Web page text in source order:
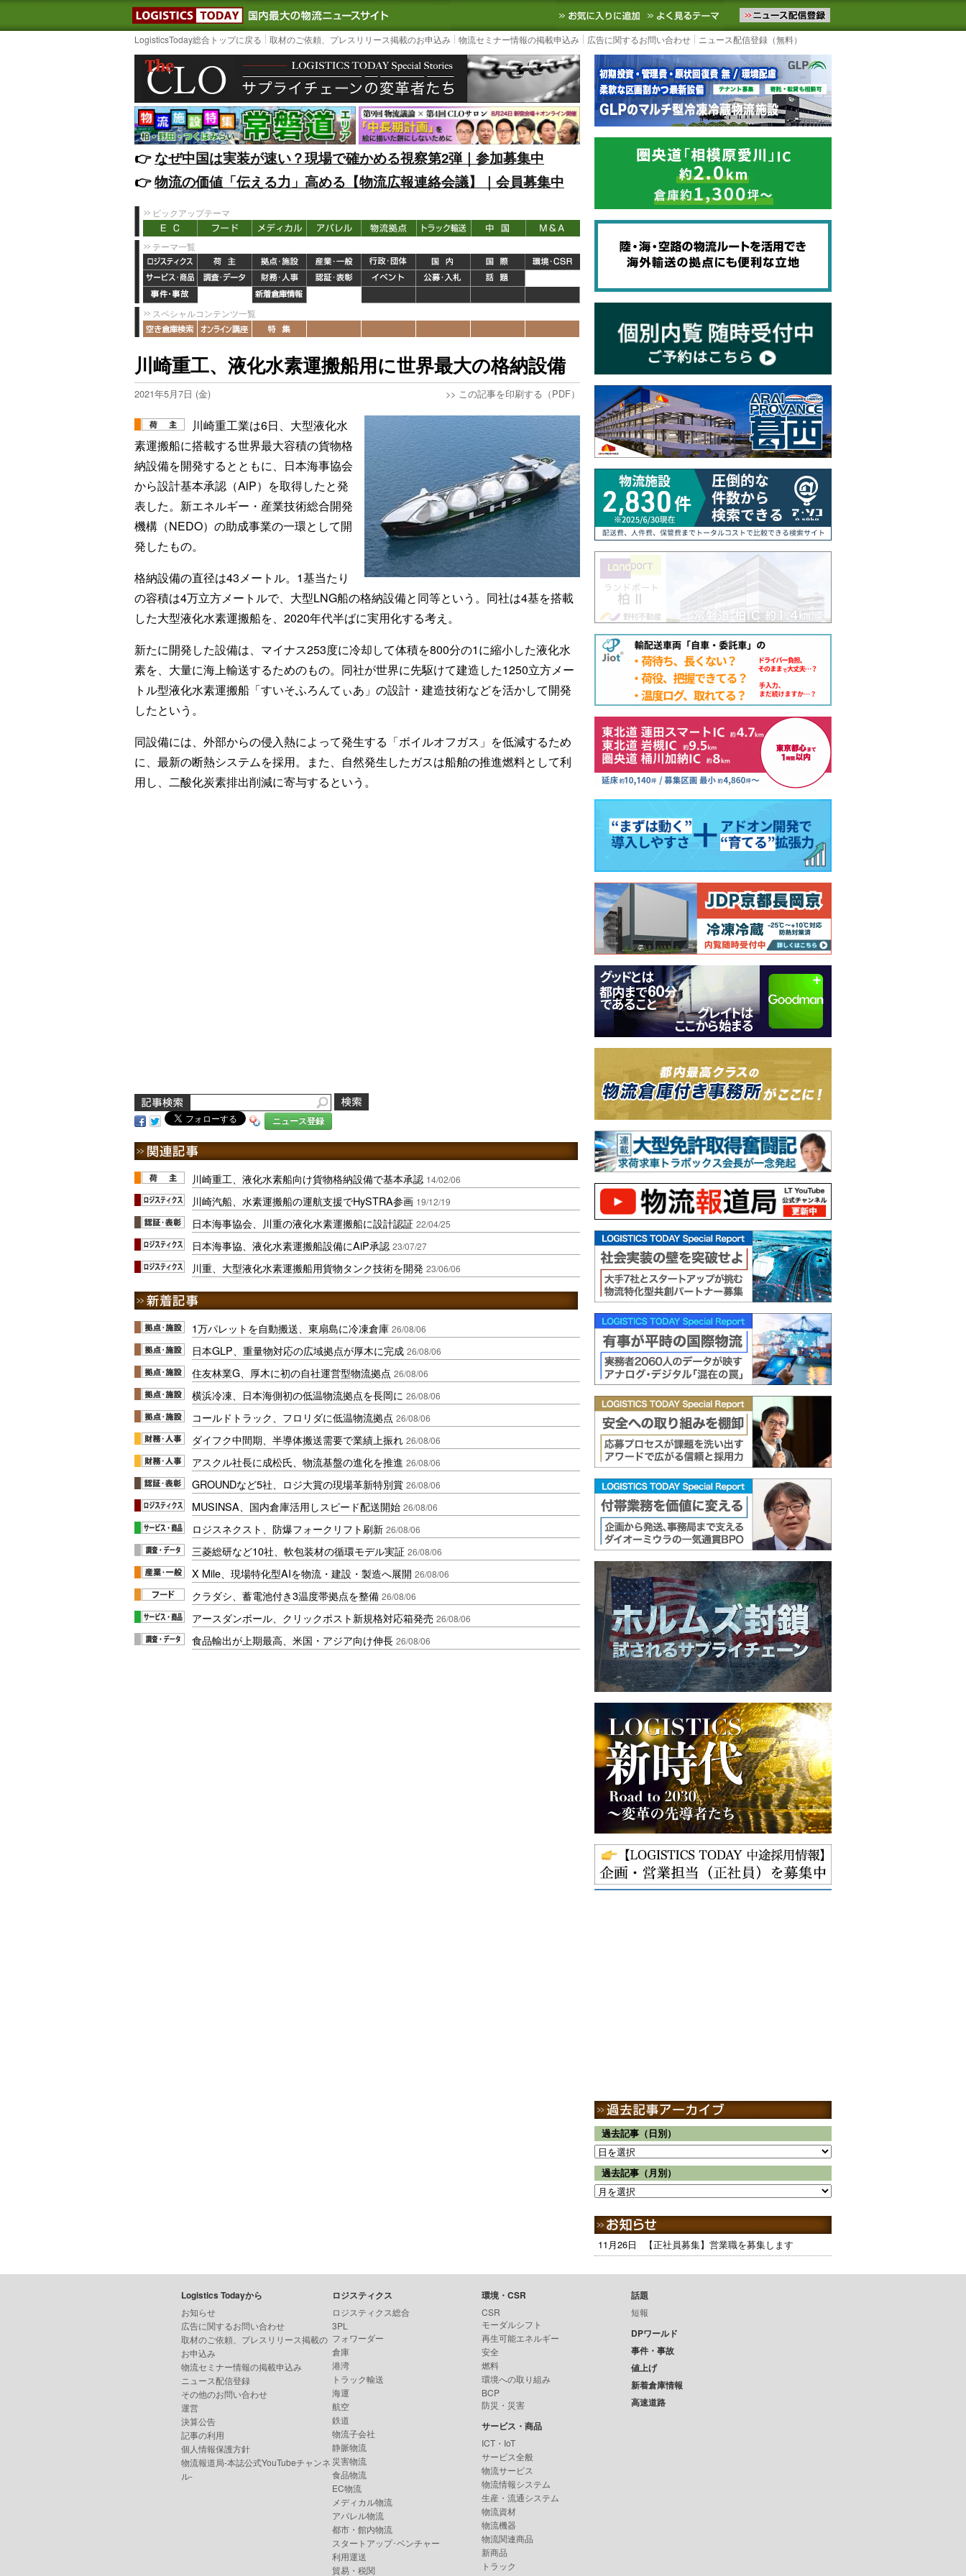
LOGISTICS TODAY｜国内最大の物流ニュースサイト3PL, SCMなど国内外の最新の物流ニュースをお届けします。物流ニュースメール配信を登録す
お気に入りに追加 よく見るテーマ
LogisticsToday総合トップに戻る 取材のご依頼、プレスリリース掲載のお申込み 物流セミナー情報の掲載申込み 広告に関するお問い合わせ ニュース配信登録（無料）
👉️なぜ中国は実装が速い？現場で確かめる視察第2弾｜参加募集中
👉️物流の価値「伝える力」高める【物流広報連絡会議】｜会員募集中
ピックアップテーマ
テーマ一覧
スペシャルコンテンツ一覧
川崎重工、液化水素運搬船用に世界最大の格納設備
2021年5月7日 (金) >> この記事を印刷する（PDF）
川崎重工業は6日、大型液化水
素運搬船に搭載する世界最大容積の貨物格
納設備を開発するとともに、日本海事協会
から設計基本承認（AiP）を取得したと発
表した。新エネルギー・産業技術総合開発
機構（NEDO）の助成事業の一環として開
発したもの。
格納設備の直径は43メートル。1基当たり
の容積は4万立方メートルで、大型LNG船の格納設備と同等という。同社は4基を搭載
した大型液化水素運搬船を、2020年代半ばに実用化する考え。
新たに開発した設備は、マイナス253度に冷却して体積を800分の1に縮小した液化水
素を、大量に海上輸送するためのもの。同社が世界に先駆けて建造した1250立方メー
トル型液化水素運搬船「すいそふろんてぃあ」の設計・建造技術などを活かして開発
したという。
同設備には、外部からの侵入熱によって発生する「ボイルオフガス」を低減するため
に、最新の断熱システムを採用。また、自然発生したガスは船舶の推進燃料として利
用し、二酸化炭素排出削減に寄与するという。
ニュース登録
川崎重工、液化水素船向け貨物格納設備で基本承認 14/02/06
川崎汽船、水素運搬船の運航支援でHySTRA参画 19/12/19
日本海事協会、川重の液化水素運搬船に設計認証 22/04/25
日本海事協、液化水素運搬船設備にAiP承認 23/07/27
川重、大型液化水素運搬船用貨物タンク技術を開発 23/06/06
1万パレットを自動搬送、東扇島に冷凍倉庫 26/08/06
日本GLP、重量物対応の広域拠点が厚木に完成 26/08/06
住友林業G、厚木に初の自社運営型物流拠点 26/08/06
横浜冷凍、日本海側初の低温物流拠点を長岡に 26/08/06
コールドトラック、フロリダに低温物流拠点 26/08/06
ダイフク中間期、半導体搬送需要で業績上振れ 26/08/06
アスクル社長に成松氏、物流基盤の進化を推進 26/08/06
GROUNDなど5社、ロジ大賞の現場革新特別賞 26/08/06
MUSINSA、国内倉庫活用しスピード配送開始 26/08/06
ロジスネクスト、防爆フォークリフト刷新 26/08/06
三菱総研など10社、軟包装材の循環モデル実証 26/08/06
X Mile、現場特化型AIを物流・建設・製造へ展開 26/08/06
クラダシ、蓄電池付き3温度帯拠点を整備 26/08/06
アースダンボール、クリックポスト新規格対応箱発売 26/08/06
食品輸出が上期最高、米国・アジア向け伸長 26/08/06
過去記事（日別）
過去記事（月別）
11月26日 【正社員募集】営業職を募集します
Logistics Todayから
お知らせ
広告に関するお問い合わせ
取材のご依頼、プレスリリース掲載の
お申込み
物流セミナー情報の掲載申込み
ニュース配信登録
その他のお問い合わせ
運営
決算公告
記事の利用
個人情報保護方針
物流報道局-本誌公式YouTubeチャンネ
ル-
ロジスティクス
ロジスティクス総合
3PL
フォワーダー
倉庫
港湾
トラック輸送
海運
航空
鉄道
物流子会社
静脈物流
災害物流
食品物流
EC物流
メディカル物流
アパレル物流
都市・館内物流
スタートアップ･ベンチャー
利用運送
貿易・税関
環境・CSR
CSR
モーダルシフト
再生可能エネルギー
安全
燃料
環境への取り組み
BCP
防災・災害
サービス・商品
ICT・IoT
サービス全般
物流サービス
物流情報システム
生産・流通システム
物流資材
物流機器
物流関連商品
新商品
トラック
話題
短報
DPワールド
事件・事故
値上げ
新着倉庫情報
高速道路